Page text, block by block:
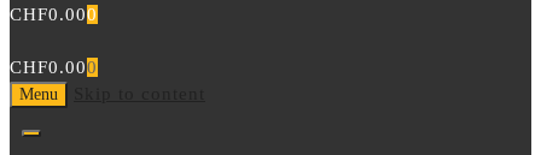
CHF0.000
CHF0.000
Menu